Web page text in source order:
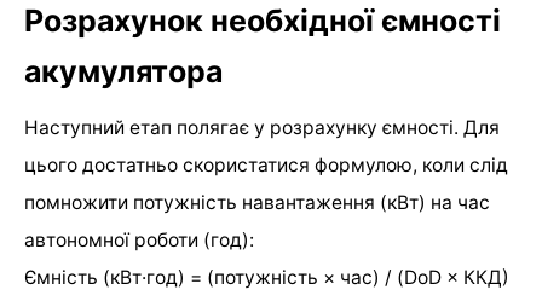
Розрахунок необхідної ємності
акумулятора
Наступний етап полягає у розрахунку ємності. Для
цього достатньо скористатися формулою, коли слід
помножити потужність навантаження (кВт) на час
автономної роботи (год):
Ємність (кВт·год) = (потужність × час) / (DoD × ККД)